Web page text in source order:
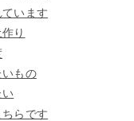
います
り
いもの
らです